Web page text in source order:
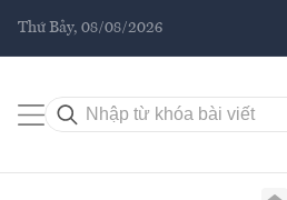
Thứ Bảy, 08/08/2026